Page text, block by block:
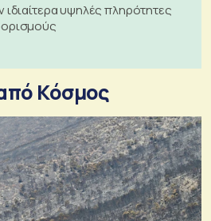
υψηλές πληρότητες
Κόσμος